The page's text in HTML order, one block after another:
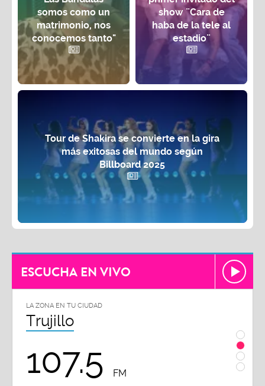
somos como un
matrimonio, nos
conocemos tanto"
show ¨Cara de
haba de la tele al
estadio¨
Tour de Shakira se convierte en la gira
más exitosas del mundo según
Billboard 2025
ESCUCHA EN VIVO
LA ZONA EN TU CIUDAD
Chiclayo
102.3 FM